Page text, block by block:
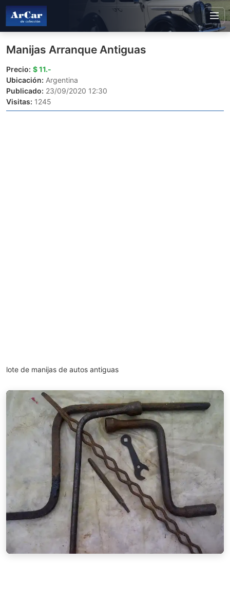
Manijas Arranque Antiguas
Precio: $ 11.-
Ubicación: Argentina
Publicado: 23/09/2020 12:30
Visitas: 1245
lote de manijas de autos antiguas